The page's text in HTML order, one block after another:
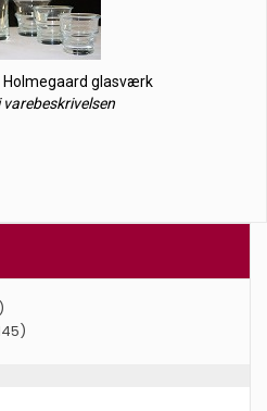
Holmegaard glasværk
varebeskrivelsen